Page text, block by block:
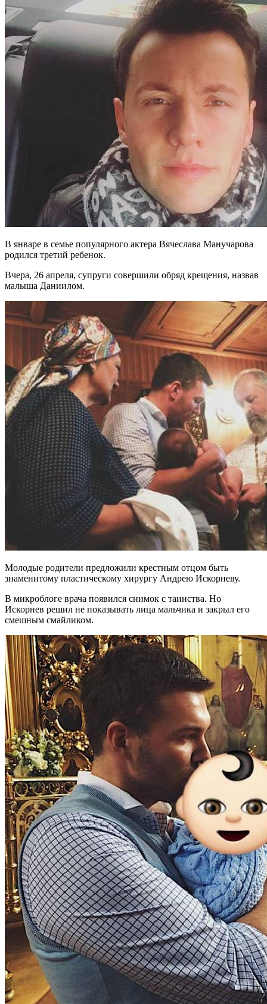
В январе в семье популярного актера Вячеслава Манучарова
родился третий ребенок.
Вчера, 26 апреля, супруги совершили обряд крещения, назвав
малыша Даниилом.
Молодые родители предложили крестным отцом быть
знаменитому пластическому хирургу Андрею Искорневу.
В микроблоге врача появился снимок с таинства. Но
Искорнев решил не показывать лица мальчика и закрыл его
смешным смайликом.